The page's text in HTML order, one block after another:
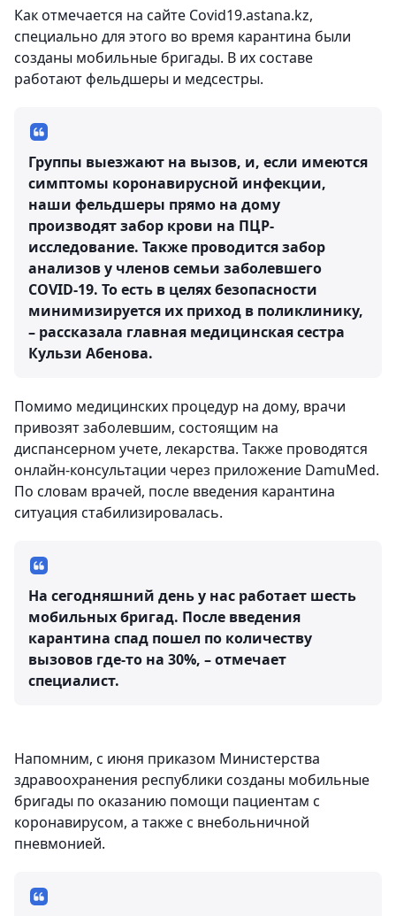
Как отмечается на сайте Covid19.astana.kz,
специально для этого во время карантина были
созданы мобильные бригады. В их составе
работают фельдшеры и медсестры.
Группы выезжают на вызов, и, если имеются
симптомы коронавирусной инфекции,
наши фельдшеры прямо на дому
производят забор крови на ПЦР-
исследование. Также проводится забор
анализов у членов семьи заболевшего
COVID-19. То есть в целях безопасности
минимизируется их приход в поликлинику,
– рассказала главная медицинская сестра
Кульзи Абенова.
Помимо медицинских процедур на дому, врачи
привозят заболевшим, состоящим на
диспансерном учете, лекарства. Также проводятся
онлайн-консультации через приложение DamuMed.
По словам врачей, после введения карантина
ситуация стабилизировалась.
На сегодняшний день у нас работает шесть
мобильных бригад. После введения
карантина спад пошел по количеству
вызовов где-то на 30%, – отмечает
специалист.
Напомним, с июня приказом Министерства
здравоохранения республики созданы мобильные
бригады по оказанию помощи пациентам с
коронавирусом, а также с внебольничной
пневмонией.